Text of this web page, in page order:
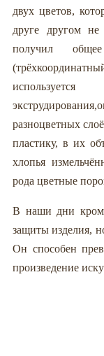
двух цветов,
друге другом
получил
разноцветных
пластику, в их
хлопья
рода цветные
В наши дни
защиты изделия,
Он способен
произведение